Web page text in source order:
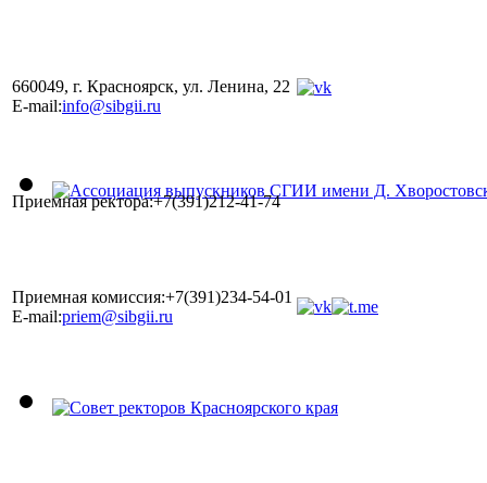
660049, г. Красноярск, ул. Ленина, 22
E-mail:info@sibgii.ru
Приемная ректора:+7(391)212-41-74
Приемная комиссия:+7(391)234-54-01
E-mail:priem@sibgii.ru